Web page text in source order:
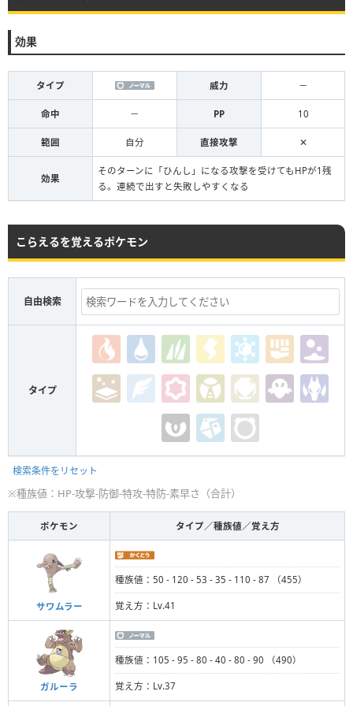
効果
タイプ 威力 －
命中 － PP 10
範囲 自分 直接攻撃 ✕
効果
そのターンに「ひんし」になる攻撃を受けてもHPが1残
る。連続で出すと失敗しやすくなる
こらえるを覚えるポケモン
自由検索
タイプ
検索条件をリセット
※種族値：HP-攻撃-防御-特攻-特防-素早さ（合計）
ポケモン タイプ／種族値／覚え方
サワムラー
種族値：50 - 120 - 53 - 35 - 110 - 87 （455）
覚え方：Lv.41
ガルーラ
種族値：105 - 95 - 80 - 40 - 80 - 90 （490）
覚え方：Lv.37